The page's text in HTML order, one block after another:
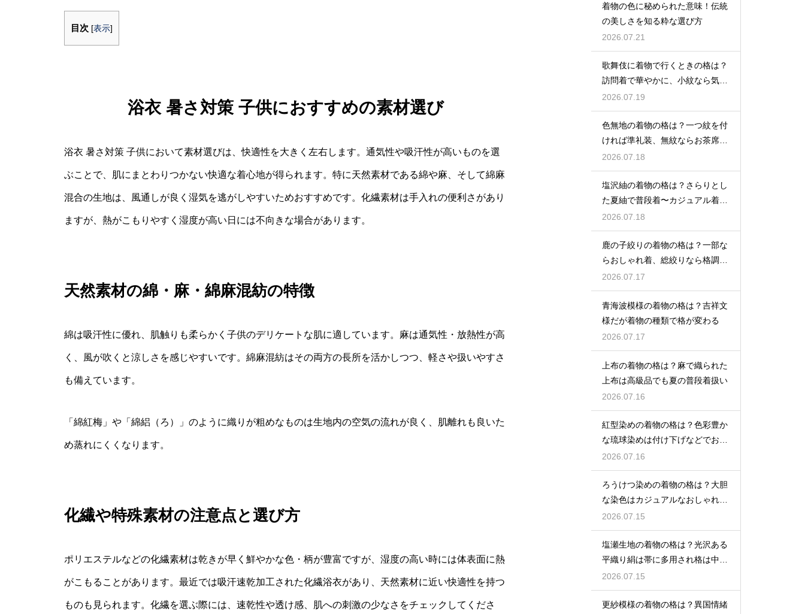
目次 [表示]
浴衣 暑さ対策 子供におすすめの素材選び
浴衣 暑さ対策 子供において素材選びは、快適性を大きく左右します。通気性や吸汗性が高いものを選
ぶことで、肌にまとわりつかない快適な着心地が得られます。特に天然素材である綿や麻、そして綿麻
混合の生地は、風通しが良く湿気を逃がしやすいためおすすめです。化繊素材は手入れの便利さがあり
ますが、熱がこもりやすく湿度が高い日には不向きな場合があります。
天然素材の綿・麻・綿麻混紡の特徴
綿は吸汗性に優れ、肌触りも柔らかく子供のデリケートな肌に適しています。麻は通気性・放熱性が高
く、風が吹くと涼しさを感じやすいです。綿麻混紡はその両方の長所を活かしつつ、軽さや扱いやすさ
も備えています。
「綿紅梅」や「綿絽（ろ）」のように織りが粗めなものは生地内の空気の流れが良く、肌離れも良いた
め蒸れにくくなります。
化繊や特殊素材の注意点と選び方
ポリエステルなどの化繊素材は乾きが早く鮮やかな色・柄が豊富ですが、湿度の高い時には体表面に熱
がこもることがあります。最近では吸汗速乾加工された化繊浴衣があり、天然素材に近い快適性を持つ
ものも見られます。化繊を選ぶ際には、速乾性や透け感、肌への刺激の少なさをチェックしてくださ
着物の色に秘められた意味！伝統
の美しさを知る粋な選び方
2026.07.21
歌舞伎に着物で行くときの格は？
訪問着で華やかに、小紋なら気軽
な観劇に
2026.07.19
色無地の着物の格は？一つ紋を付
ければ準礼装、無紋ならお茶席向
きの格
2026.07.18
塩沢紬の着物の格は？さらりとし
た夏紬で普段着〜カジュアル着物
として活躍
2026.07.18
鹿の子絞りの着物の格は？一部な
らおしゃれ着、総絞りなら格調高
い晴れ着に
2026.07.17
青海波模様の着物の格は？吉祥文
様だが着物の種類で格が変わる
2026.07.17
上布の着物の格は？麻で織られた
上布は高級品でも夏の普段着扱い
2026.07.16
紅型染めの着物の格は？色彩豊か
な琉球染めは付け下げなどでおし
ゃれ着向き
2026.07.16
ろうけつ染めの着物の格は？大胆
な染色はカジュアルなおしゃれ着
に最適
2026.07.15
塩瀬生地の着物の格は？光沢ある
平織り絹は帯に多用され格は中位
程度
2026.07.15
更紗模様の着物の格は？異国情緒